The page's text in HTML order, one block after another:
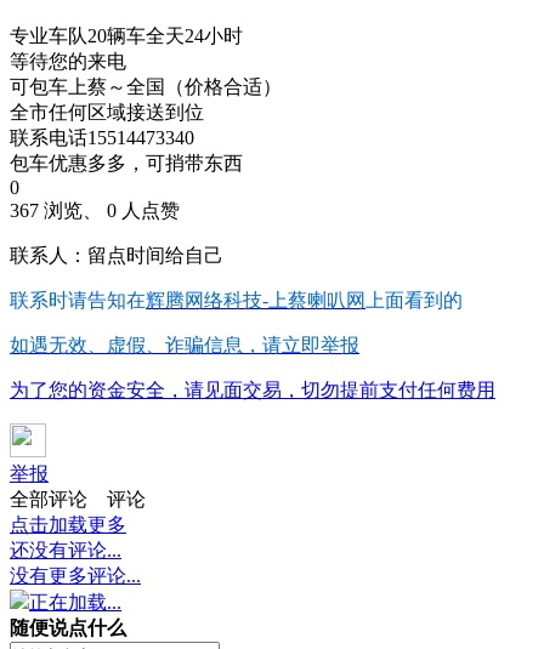
专业车队20辆车全天24小时
等待您的来电
可包车上蔡～全国（价格合适）
全市任何区域接送到位
联系电话15514473340
包车优惠多多，可捎带东西
0
367 浏览、 0 人点赞
联系人：留点时间给自己
联系时请告知在辉腾网络科技-上蔡喇叭网 上面看到的
如遇无效、虚假、诈骗信息，请立即举报
为了您的资金安全，请见面交易，切勿提前支付任何费用
举报
全部评论
评论
点击加载更多
还没有评论...
没有更多评论...
正在加载...
随便说点什么